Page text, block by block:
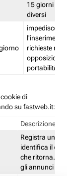
15 giorni e
diversi
impedisce
l'inserimento
richieste
opposizione
portabilità
di
su fastweb.it:
Descrizione
Registra un ID
identifica il
che ritorna.
gli annunci